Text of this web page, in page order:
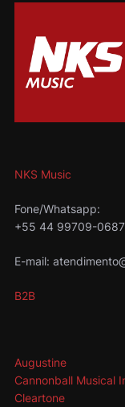
NKS Music
Fone/Whatsapp:
+55 44 99709-0687
E-mail:
B2B
Augustine
Cannonball Musical
Cleartone